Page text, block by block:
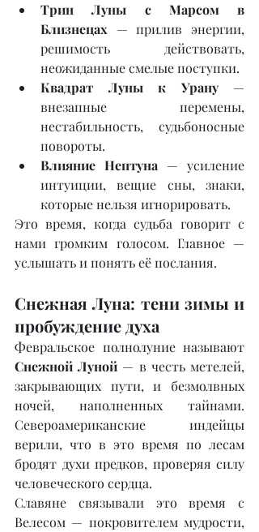
Трин Луны с Марсом в
Близнецах — прилив энергии,
решимость действовать,
неожиданные смелые поступки.
Квадрат Луны к Урану —
внезапные перемены,
нестабильность, судьбоносные
повороты.
Влияние Нептуна — усиление
интуиции, вещие сны, знаки,
которые нельзя игнорировать.
Это время, когда судьба говорит с
нами громким голосом. Главное —
услышать и понять её послания.
Снежная Луна: тени зимы и
пробуждение духа
Снежной Луной — в честь метелей,
закрывающих пути, и безмолвных
ночей, наполненных тайнами.
Североамериканские индейцы
верили, что в это время по лесам
бродят духи предков, проверяя силу
человеческого сердца.
Славяне связывали это время с
Велесом — покровителем мудрости,